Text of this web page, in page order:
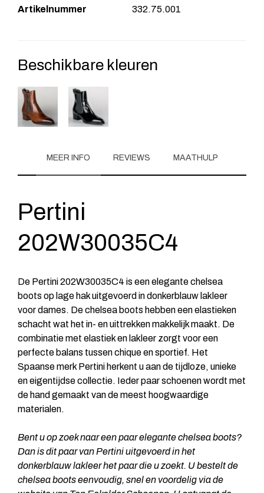
Artikelnummer 332.75.001
Beschikbare kleuren
MEER INFO REVIEWS MAATHULP
Pertini
202W30035C4
De Pertini 202W30035C4 is een elegante chelsea
boots op lage hak uitgevoerd in donkerblauw lakleer
voor dames. De chelsea boots hebben een elastieken
schacht wat het in- en uittrekken makkelijk maakt. De
combinatie met elastiek en lakleer zorgt voor een
perfecte balans tussen chique en sportief. Het
Spaanse merk Pertini herkent u aan de tijdloze, unieke
en eigentijdse collectie. Ieder paar schoenen wordt met
de hand gemaakt van de meest hoogwaardige
materialen.
Bent u op zoek naar een paar elegante chelsea boots?
Dan is dit paar van Pertini uitgevoerd in het
donkerblauw lakleer het paar die u zoekt. U bestelt de
chelsea boots eenvoudig, snel en voordelig via de